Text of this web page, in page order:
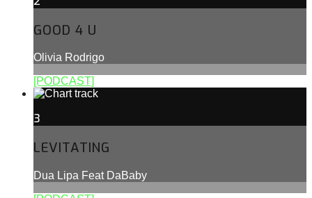
GOOD 4 U
Olivia Rodrigo
[PODCAST]
3
LEVITATING
Dua Lipa Feat DaBaby